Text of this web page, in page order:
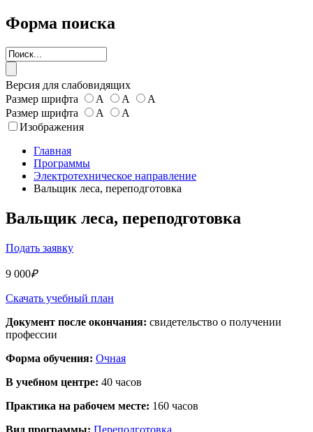
Форма поиска
Версия для слабовидящих
Размер шрифта
А А
А
Размер шрифта
А
А
Изображения
Главная
Программы
Электротехническое направление
Вальщик леса, переподготовка
Вальщик леса, переподготовка
Подать заявку
9 000₽
Скачать учебный план
Документ после окончания: свидетельство о получении
профессии
Форма обучения: Очная
В учебном центре: 40 часов
Практика на рабочем месте: 160 часов
Вид программы: Переподготовка